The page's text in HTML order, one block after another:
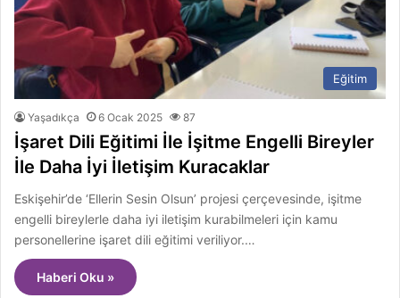
Eğitim
Yaşadıkça 6 Ocak 2025 87
İşaret Dili Eğitimi İle İşitme Engelli Bireyler
İle Daha İyi İletişim Kuracaklar
Eskişehir’de ‘Ellerin Sesin Olsun’ projesi çerçevesinde, işitme
engelli bireylerle daha iyi iletişim kurabilmeleri için kamu
personellerine işaret dili eğitimi veriliyor.…
Haberi Oku »